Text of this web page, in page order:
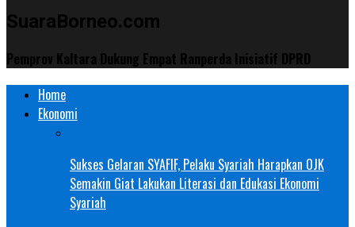
SuaraBorneo.com
Pemprov Kaltara Dukung Empat Ranperda Inisiatif DPRD
Home
Ekonomi
Sukses Gelaran SYAFIF, Pelaku Syariah Harapkan OJK
Semakin Giat Lakukan Literasi dan Edukasi Ekonomi
Syariah